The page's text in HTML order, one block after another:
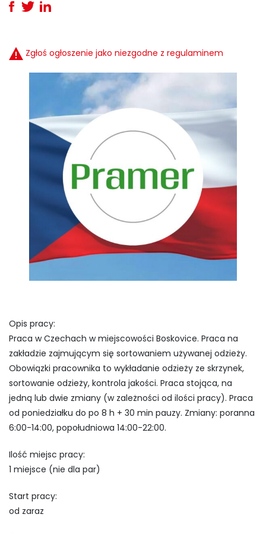
Zgłoś ogłoszenie jako niezgodne z regulaminem
Opis pracy:
Praca w Czechach w miejscowości Boskovice. Praca na
zakładzie zajmującym się sortowaniem używanej odzieży.
Obowiązki pracownika to wykładanie odzieży ze skrzynek,
sortowanie odzieży, kontrola jakości. Praca stojąca, na
jedną lub dwie zmiany (w zależności od ilości pracy). Praca
od poniedziałku do po 8 h + 30 min pauzy. Zmiany: poranna
6:00-14:00, popołudniowa 14:00-22:00.
Ilość miejsc pracy:
1 miejsce (nie dla par)
Start pracy:
od zaraz